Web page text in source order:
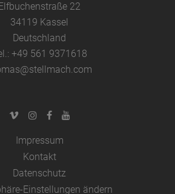
22
34119 Kassel
Deutschland
+49 561 9371618
Impressum
Kontakt
Datenschutz
Einstellungen ändern